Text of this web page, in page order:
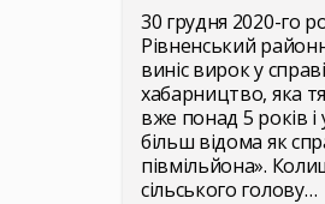
30 грудня 2020-го
Рівненський
виніс вирок у
хабарництво, яка
вже понад 5 років і
більш відома як
півмільйона».
сільського голову…